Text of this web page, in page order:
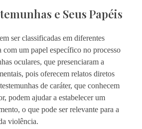
e Seus Papéis
ser classificadas em diferentes
com um papel específico no processo
oculares, que presenciaram a
pois oferecem relatos diretos
de caráter, que conhecem
podem ajudar a estabelecer um
o que pode ser relevante para a
violência.